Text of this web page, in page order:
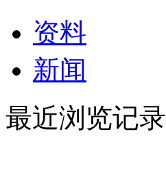
资料
新闻
最近浏览记录